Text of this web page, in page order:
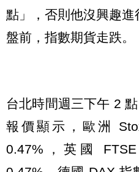
點」，否則他沒興趣
盤前，指數期貨走跌。
台北時間週三下午 2
報價顯示，歐洲
0.47%，英國